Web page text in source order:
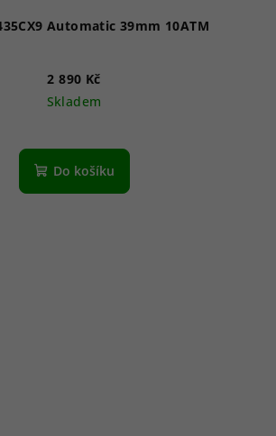
Automatic 39mm 10ATM
2 890 Kč
Skladem
Do košíku